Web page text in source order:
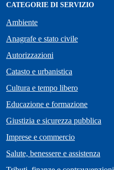
CATEGORIE DI SERVIZIO
Ambiente
Anagrafe e stato civile
Autorizzazioni
Catasto e urbanistica
Cultura e tempo libero
Educazione e formazione
Giustizia e sicurezza pubblica
Imprese e commercio
Salute, benessere e assistenza